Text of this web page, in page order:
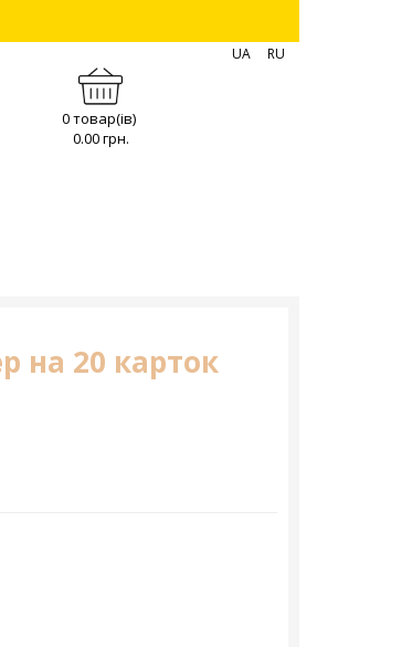
0 товар(ів)
0.00 грн.
UA RU
на 20 карток